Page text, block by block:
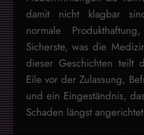
damit nicht klagbar
normale
Sicherste, was die
dieser Geschichten teilt
Eile vor der Zulassung,
und ein Eingeständnis,
Schaden längst